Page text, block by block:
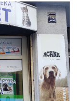
ili
da sam
na
uticaj na
slobodu u